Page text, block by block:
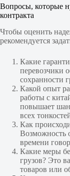
Вопросы, которые
контракта
Чтобы оценить
рекомендуется
Какие
перевозчики
сохранности
Какой опыт
работы с
повышает
всех
Как
Возможность
времени
Какие меры
грузов? Это
товаров или